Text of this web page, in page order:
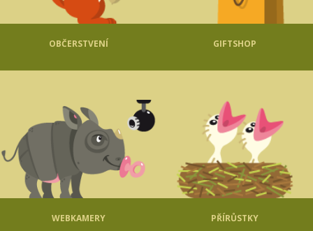
OBČERSTVENÍ GIFTSHOP
WEBKAMERY PŘÍRŮSTKY